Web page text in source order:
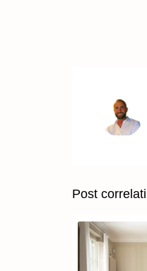
Post correlati